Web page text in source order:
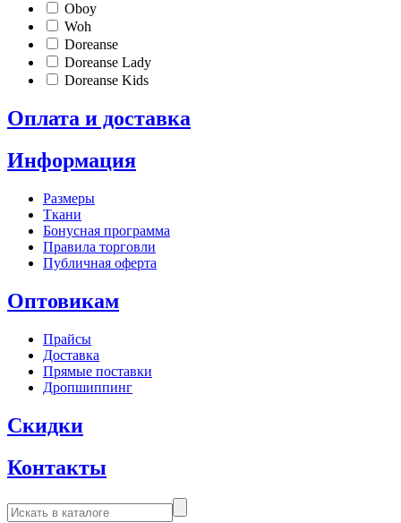
Oboy
Woh
Doreanse
Doreanse Lady
Doreanse Kids
Оплата и доставка
Информация
Размеры
Ткани
Бонусная программа
Правила торговли
Публичная оферта
Оптовикам
Прайсы
Доставка
Прямые поставки
Дропшиппинг
Скидки
Контакты